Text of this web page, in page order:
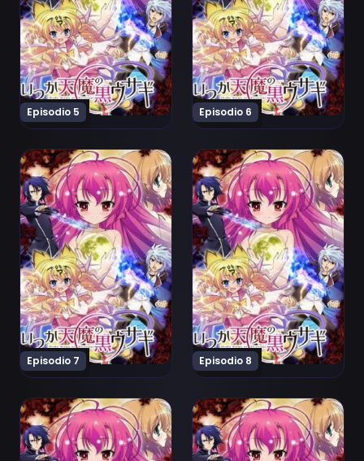
Episodio 5 Episodio 6
Episodio 7
Ver Itsuka Tenma no Kuro-Usagi Episodio 7
Episodio 8
Ver Itsuka Tenma no
Ver Itsuka Tenma no Kuro-Usagi Episodio 9
Ver Itsuka Tenma no Kuro-